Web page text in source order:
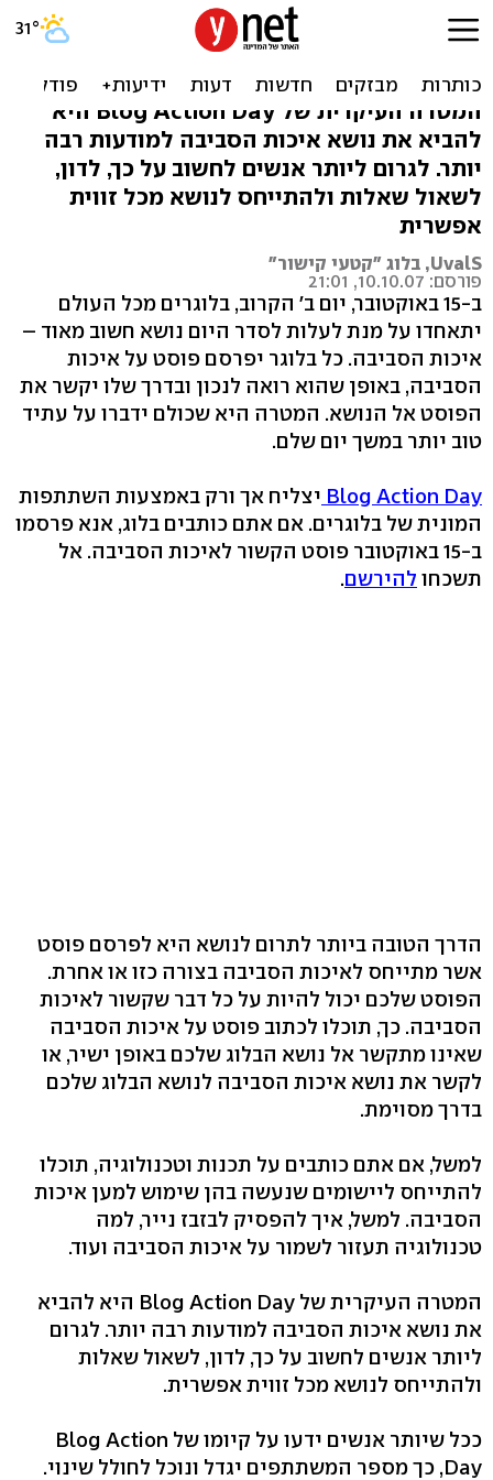
ביום ב': בלוגרים למען איכות
המטרה העיקרית של Blog Action Day היא
להביא את נושא איכות הסביבה למודעות רבה
יותר. לגרום ליותר אנשים לחשוב על כך, לדון,
לשאול שאלות ולהתייחס לנושא מכל זווית
אפשרית
UvalS, בלוג "קטעי קישור"
פורסם: 10.10.07, 21:01
ב-15 באוקטובר, יום ב' הקרוב, בלוגרים מכל העולם
יתאחדו על מנת לעלות לסדר היום נושא חשוב מאוד –
איכות הסביבה. כל בלוגר יפרסם פוסט על איכות
הסביבה, באופן שהוא רואה לנכון ובדרך שלו יקשר את
הפוסט אל הנושא. המטרה היא שכולם ידברו על עתיד
טוב יותר במשך יום שלם.
Blog Action Day יצליח אך ורק באמצעות השתתפות
המונית של בלוגרים. אם אתם כותבים בלוג, אנא פרסמו
ב-15 באוקטובר פוסט הקשור לאיכות הסביבה. אל
תשכחו להירשם.
הדרך הטובה ביותר לתרום לנושא היא לפרסם פוסט
אשר מתייחס לאיכות הסביבה בצורה כזו או אחרת.
הפוסט שלכם יכול להיות על כל דבר שקשור לאיכות
הסביבה. כך, תוכלו לכתוב פוסט על איכות הסביבה
שאינו מתקשר אל נושא הבלוג שלכם באופן ישיר, או
לקשר את נושא איכות הסביבה לנושא הבלוג שלכם
בדרך מסוימת.
למשל, אם אתם כותבים על תכנות וטכנולוגיה, תוכלו
להתייחס ליישומים שנעשה בהן שימוש למען איכות
הסביבה. למשל, איך להפסיק לבזבז נייר, למה
טכנולוגיה תעזור לשמור על איכות הסביבה ועוד.
המטרה העיקרית של Blog Action Day היא להביא
את נושא איכות הסביבה למודעות רבה יותר. לגרום
ליותר אנשים לחשוב על כך, לדון, לשאול שאלות
ולהתייחס לנושא מכל זווית אפשרית.
ככל שיותר אנשים ידעו על קיומו של Blog Action
Day, כך מספר המשתתפים יגדל ונוכל לחולל שינוי.